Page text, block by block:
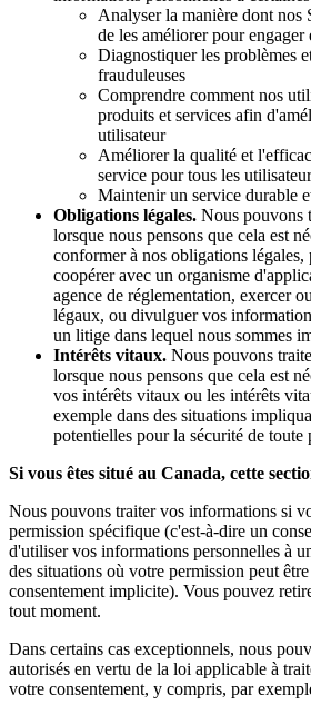
Analyser la manière dont nos
de les améliorer pour
Diagnostiquer les problèmes
frauduleuses
Comprendre comment nos
produits et services afin
utilisateur
Améliorer la qualité et
service pour tous les
Maintenir un service durable
Obligations légales. Nous pouvons
lorsque nous pensons que cela est
conformer à nos obligations légales,
coopérer avec un organisme
agence de réglementation, exercer
légaux, ou divulguer vos
un litige dans lequel nous sommes
Intérêts vitaux. Nous pouvons
lorsque nous pensons que cela est
vos intérêts vitaux ou les intérêts
exemple dans des situations
potentielles pour la sécurité de toute
Si vous êtes situé au Canada, cette
Nous pouvons traiter vos informations si
permission spécifique (c'est-à-dire un
d'utiliser vos informations personnelles à
des situations où votre permission peut
consentement implicite). Vous pouvez
tout moment.
Dans certains cas exceptionnels, nous
autorisés en vertu de la loi applicable à
votre consentement, y compris, par